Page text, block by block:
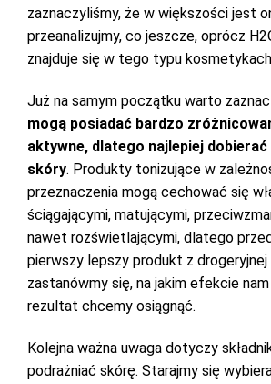
zaznaczyliśmy, że w większości jest
przeanalizujmy, co jeszcze, oprócz
znajduje się w tego typu
Już na samym początku warto
mogą posiadać bardzo
aktywne, dlatego najlepiej
skóry. Produkty tonizujące w
przeznaczenia mogą cechować się
ściągającymi, matującymi,
nawet rozświetlającymi, dlatego
pierwszy lepszy produkt z drogeryjnej
zastanówmy się, na jakim efekcie
rezultat chcemy osiągnąć.
Kolejna ważna uwaga dotyczy
podrażniać skórę. Starajmy się